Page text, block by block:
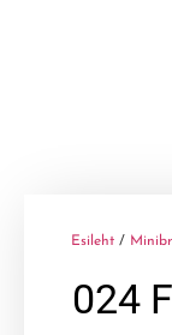
Esileht /
024